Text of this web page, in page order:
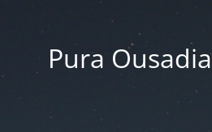
Pura Ousadia